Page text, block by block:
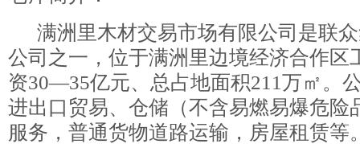
满洲里木材交易市场有限公司是联
公司之一，位于满洲里边境经济合作区
资30—35亿元、总占地面积211万㎡。
进出口贸易、仓储（不含易燃易爆危险
服务，普通货物道路运输，房屋租赁等